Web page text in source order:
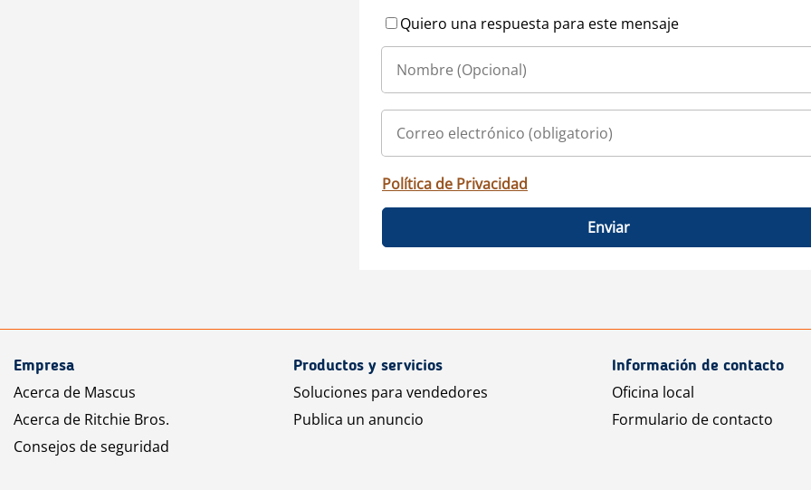
Quiero una respuesta para este mensaje
Política de Privacidad
Enviar
Empresa
Acerca de Mascus
Acerca de Ritchie Bros.
Consejos de seguridad
Productos y servicios
Soluciones para vendedores
Publica un anuncio
Información de contacto
Oficina local
Formulario de contacto